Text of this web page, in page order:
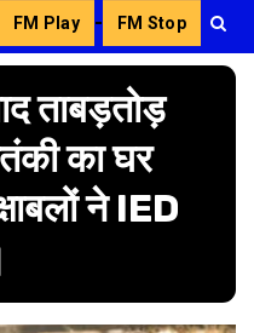
FM Play - FM Stop
ताबड़तोड़
का घर
ने IED